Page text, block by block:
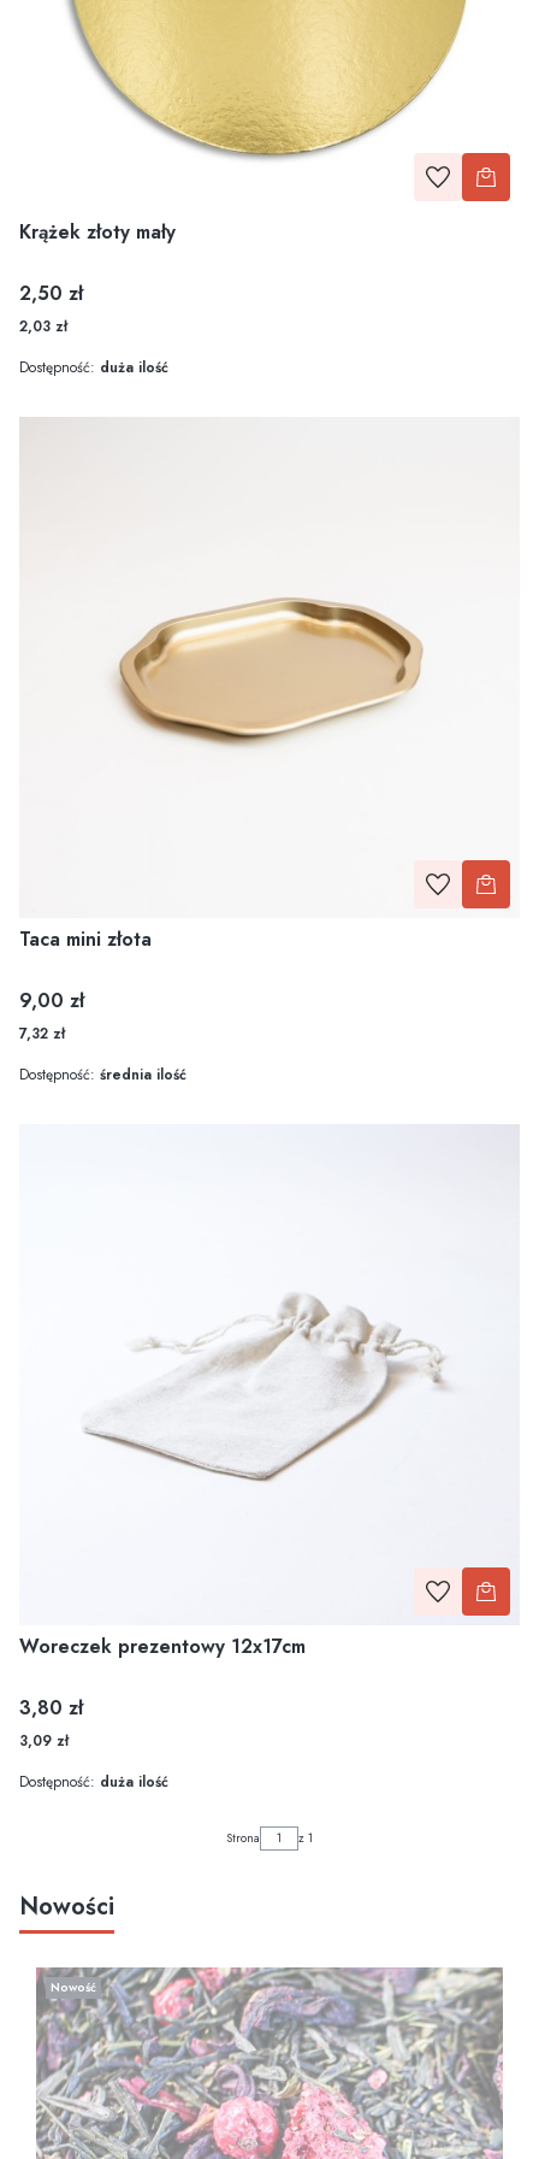
Krążek złoty mały
Cena
2,50 zł
2,03 zł
Dostępność: duża ilość
Taca mini złota
Cena
9,00 zł
7,32 zł
Dostępność: średnia ilość
Woreczek prezentowy 12x17cm
Cena
3,80 zł
3,09 zł
Dostępność: duża ilość
Strona z 1
Nowości
Nowość